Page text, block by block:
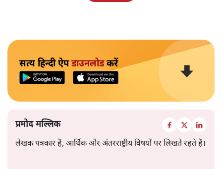
सत्य हिन्दी ऐपडाउनलोडकरें
प्रमोद मल्लिक
लेखक पत्रकार हैं, आर्थिक और अंतरराष्ट्रीय विषयों पर लिखते रहते हैं।